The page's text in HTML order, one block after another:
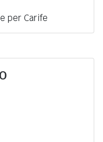
per Carife